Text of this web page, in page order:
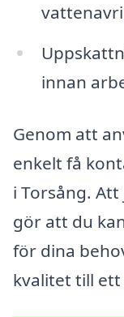
innan
Genom att
enkelt få
i Torsång.
gör att du
för dina
kvalitet till